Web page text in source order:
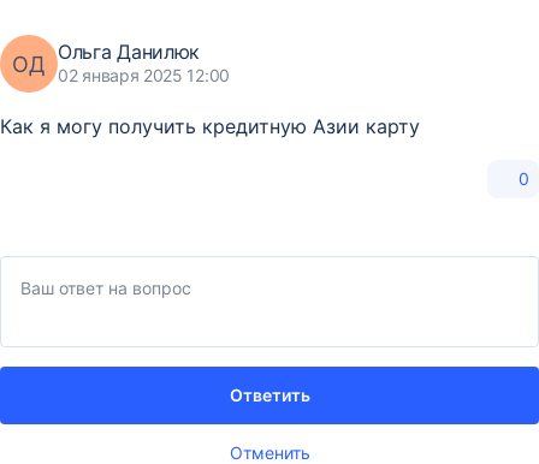
ОД Ольга Данилюк
02 января 2025 12:00
Как я могу получить кредитную Азии карту
0
Отменить
Ответить